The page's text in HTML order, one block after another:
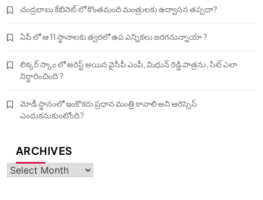
చంద్రబాబు కేబినెట్ లో కొంతమంది మంత్రులకు ఉద్వాసన తప్పదా?
ఏపీ లో ఆ 11 స్థానాలకు త్వరలో ఉప ఎన్నికలు జరగనున్నాయా ?
లిక్కర్ స్కాం లో అరెస్ట్ అయిన వైసీపీ ఎంపీ, మిధున్ రెడ్డి పాత్రను, సిట్ ఎలా
నిర్ధారించింది ?
మోడీ స్థానంలో ఇంకొకరు ప్రధాన మంత్రి కావాలి అని ఆరెస్సెస్‌
ఎందుకనుకుంటోంది?
ARCHIVES
Archives